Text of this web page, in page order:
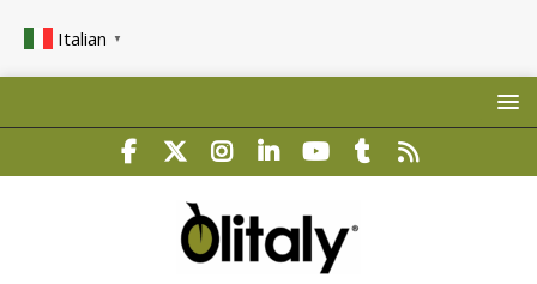
Italian ▼